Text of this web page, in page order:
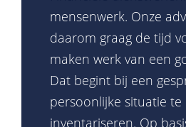
mensenwerk. Onze
daarom graag de tijd
maken werk van een
Dat begint bij een
persoonlijke situatie te
inventariseren. Op